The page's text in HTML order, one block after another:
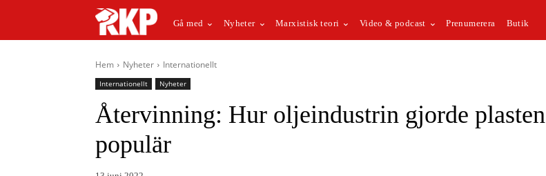
Gå med Nyheter Marxistisk teori Video & podcast Prenumerera Butik
Hem Nyheter Internationellt
Internationellt Nyheter
Återvinning: Hur oljeindustrin gjorde plasten
populär